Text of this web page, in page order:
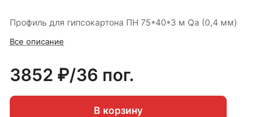
Профиль для гипсокартона ПН 75*40*3 м Qa (0,4 мм)
Все описание
3852 ₽/36 пог.
В корзину